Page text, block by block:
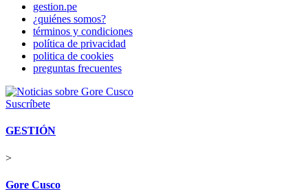
gestion.pe
¿quiénes somos?
términos y condiciones
política de privacidad
politica de cookies
preguntas frecuentes
Suscríbete
GESTIÓN
>
Gore Cusco